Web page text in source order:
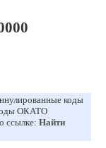
коды
ОКАТО
ссылке: Найти